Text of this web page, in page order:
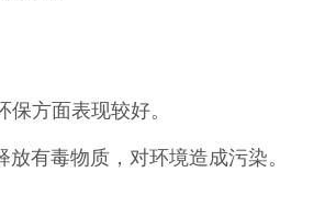
方面表现较好。
有毒物质，对环境造成污染。